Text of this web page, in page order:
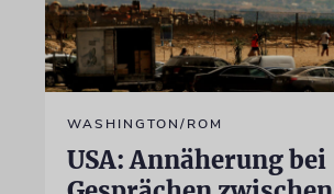
WASHINGTON/ROM
USA: Annäherung bei